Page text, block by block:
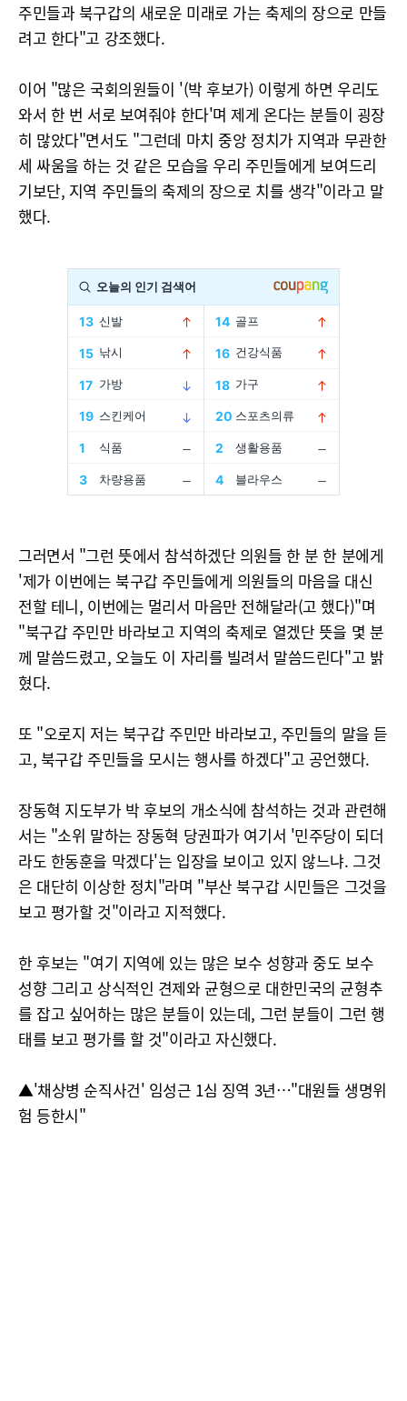
주민들과 북구갑의 새로운 미래로 가는 축제의 장으로 만들
려고 한다"고 강조했다.
이어 "많은 국회의원들이 '(박 후보가) 이렇게 하면 우리도
와서 한 번 서로 보여줘야 한다'며 제게 온다는 분들이 굉장
히 많았다"면서도 "그런데 마치 중앙 정치가 지역과 무관한
세 싸움을 하는 것 같은 모습을 우리 주민들에게 보여드리
기보단, 지역 주민들의 축제의 장으로 치를 생각"이라고 말
했다.
그러면서 "그런 뜻에서 참석하겠단 의원들 한 분 한 분에게
'제가 이번에는 북구갑 주민들에게 의원들의 마음을 대신
전할 테니, 이번에는 멀리서 마음만 전해달라(고 했다)"며
"북구갑 주민만 바라보고 지역의 축제로 열겠단 뜻을 몇 분
께 말씀드렸고, 오늘도 이 자리를 빌려서 말씀드린다"고 밝
혔다.
또 "오로지 저는 북구갑 주민만 바라보고, 주민들의 말을 듣
고, 북구갑 주민들을 모시는 행사를 하겠다"고 공언했다.
장동혁 지도부가 박 후보의 개소식에 참석하는 것과 관련해
서는 "소위 말하는 장동혁 당권파가 여기서 '민주당이 되더
라도 한동훈을 막겠다'는 입장을 보이고 있지 않느냐. 그것
은 대단히 이상한 정치"라며 "부산 북구갑 시민들은 그것을
보고 평가할 것"이라고 지적했다.
한 후보는 "여기 지역에 있는 많은 보수 성향과 중도 보수
성향 그리고 상식적인 견제와 균형으로 대한민국의 균형추
를 잡고 싶어하는 많은 분들이 있는데, 그런 분들이 그런 행
태를 보고 평가를 할 것"이라고 자신했다.
▲'채상병 순직사건' 임성근 1심 징역 3년…"대원들 생명위
험 등한시"